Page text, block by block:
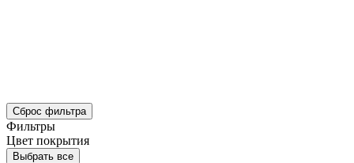
Сброс фильтра
Фильтры
Цвет покрытия
Выбрать все